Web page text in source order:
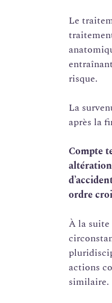
Le
risque.
La
après la
Compte
altération
ordre
À la suite
actions
similaire.